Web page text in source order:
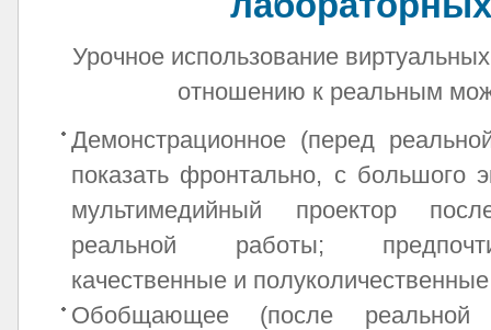
Урочное использование
отношению к реальным
Демонстрационное (перед
показать фронтально, с большого
мультимедийный проектор
реальной работы;
качественные и
Обобщающее (после реальной